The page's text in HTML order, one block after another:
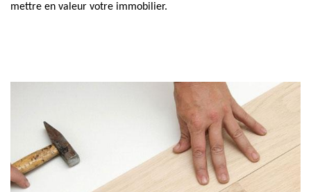
mettre en valeur votre immobilier.